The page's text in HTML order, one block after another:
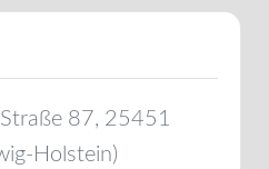
87, 25451
Holstein)